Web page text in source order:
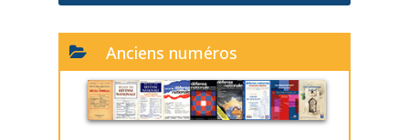
Anciens numéros